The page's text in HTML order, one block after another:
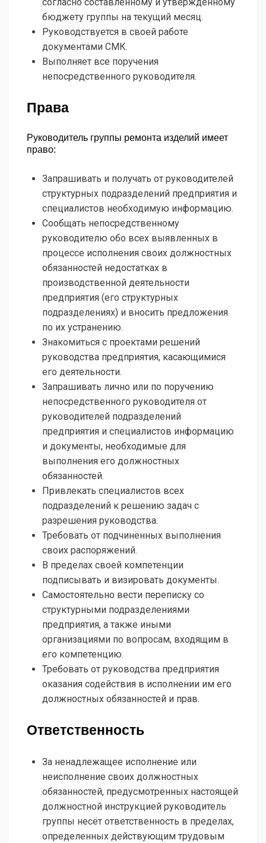
бюджету группы на текущий месяц.
Руководствуется в своей работе
документами СМК.
Выполняет все поручения
непосредственного руководителя.
Права
Руководитель группы ремонта изделий имеет
право:
Запрашивать и получать от руководителей
структурных подразделений предприятия и
специалистов необходимую информацию.
Сообщать непосредственному
руководителю обо всех выявленных в
процессе исполнения своих должностных
обязанностей недостатках в
производственной деятельности
предприятия (его структурных
подразделениях) и вносить предложения
по их устранению.
Знакомиться с проектами решений
руководства предприятия, касающимися
его деятельности.
Запрашивать лично или по поручению
непосредственного руководителя от
руководителей подразделений
предприятия и специалистов информацию
и документы, необходимые для
выполнения его должностных
обязанностей.
Привлекать специалистов всех
подразделений к решению задач с
разрешения руководства.
Требовать от подчинённых выполнения
своих распоряжений.
В пределах своей компетенции
подписывать и визировать документы.
Самостоятельно вести переписку со
структурными подразделениями
предприятия, а также иными
организациями по вопросам, входящим в
его компетенцию.
Требовать от руководства предприятия
оказания содействия в исполнении им его
должностных обязанностей и прав.
Ответственность
За ненадлежащее исполнение или
неисполнение своих должностных
обязанностей, предусмотренных настоящей
должностной инструкцией руководитель
группы несёт ответственность в пределах,
определенных действующим трудовым